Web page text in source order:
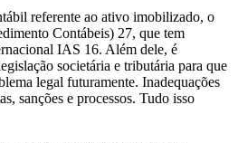
referente ao ativo imobilizado, o
Contábeis) 27, que tem
IAS 16. Além dele, é
societária e tributária para que
legal futuramente. Inadequações
sanções e processos. Tudo isso